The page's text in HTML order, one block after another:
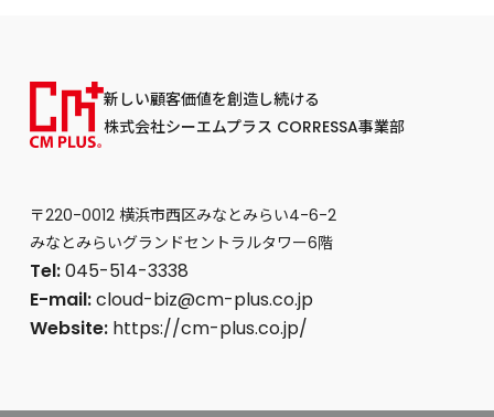
新しい顧客価値を創造し続ける
株式会社シーエムプラス CORRESSA事業部
〒220-0012 横浜市西区みなとみらい4-6-2
みなとみらいグランドセントラルタワー6階
Tel:045-514-3338
E-mail:cloud-biz@cm-plus.co.jp
Website: https://cm-plus.co.jp/